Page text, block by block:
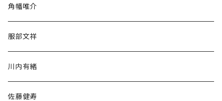
角幡唯介
服部文祥
川内有緒
佐藤健寿